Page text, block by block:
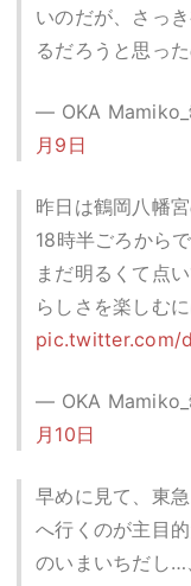
いのだが、さっ
るだろうと思っ
— OKA
月9日
昨日は鶴岡八幡
18時半ごろから
まだ明るくて点
らしさを楽しむ
pic.twitter.com/
— OKA
月10日
早めに見て、東
へ行くのが主目
のいまいちだし…